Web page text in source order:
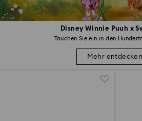
Disney Winnie Puuh x
Tauchen Sie ein in den
Mehr entdecken